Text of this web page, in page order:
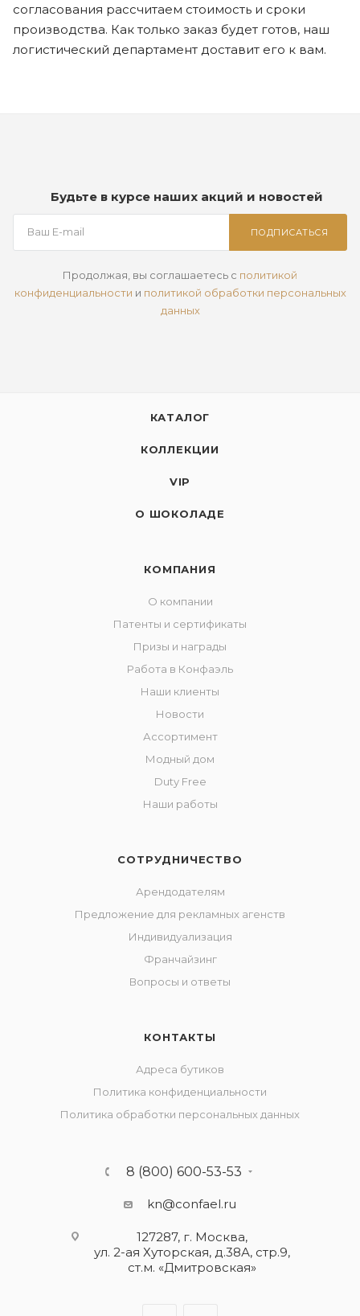
согласования рассчитаем стоимость и сроки
производства. Как только заказ будет готов, наш
логистический департамент доставит его к вам.
Будьте в курсе наших акций и новостей
ПОДПИСАТЬСЯ
Продолжая, вы соглашаетесь с политикой
конфиденциальности и политикой обработки персональных
данных
КАТАЛОГ
КОЛЛЕКЦИИ
VIP
О ШОКОЛАДЕ
КОМПАНИЯ
О компании
Патенты и сертификаты
Призы и награды
Работа в Конфаэль
Наши клиенты
Новости
Ассортимент
Модный дом
Duty Free
Наши работы
СОТРУДНИЧЕСТВО
Арендодателям
Предложение для рекламных агенств
Индивидуализация
Франчайзинг
Вопросы и ответы
КОНТАКТЫ
Адреса бутиков
Политика конфиденциальности
Политика обработки персональных данных
8 (800) 600-53-53
kn@confael.ru
127287, г. Москва,
ул. 2-ая Хуторская, д.38А, стр.9,
ст.м. «Дмитровская»